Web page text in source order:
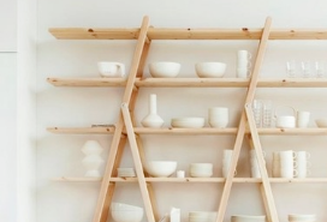
Confira
as
dicas
da
ACMA!